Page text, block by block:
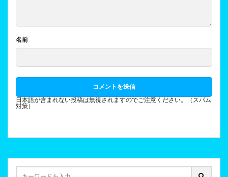
名前
日本語が含まれない投稿は無視されますのでご注意ください。（スパム
対策）